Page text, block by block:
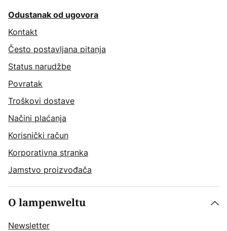
Odustanak od ugovora
Kontakt
Često postavljana pitanja
Status narudžbe
Povratak
Troškovi dostave
Načini plaćanja
Korisnički račun
Korporativna stranka
Jamstvo proizvođača
O lampenweltu
Newsletter